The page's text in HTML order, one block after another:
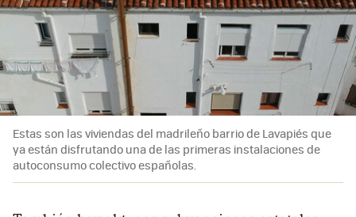
Estas son las viviendas del madrileño barrio de Lavapiés que
ya están disfrutando una de las primeras instalaciones de
autoconsumo colectivo españolas.